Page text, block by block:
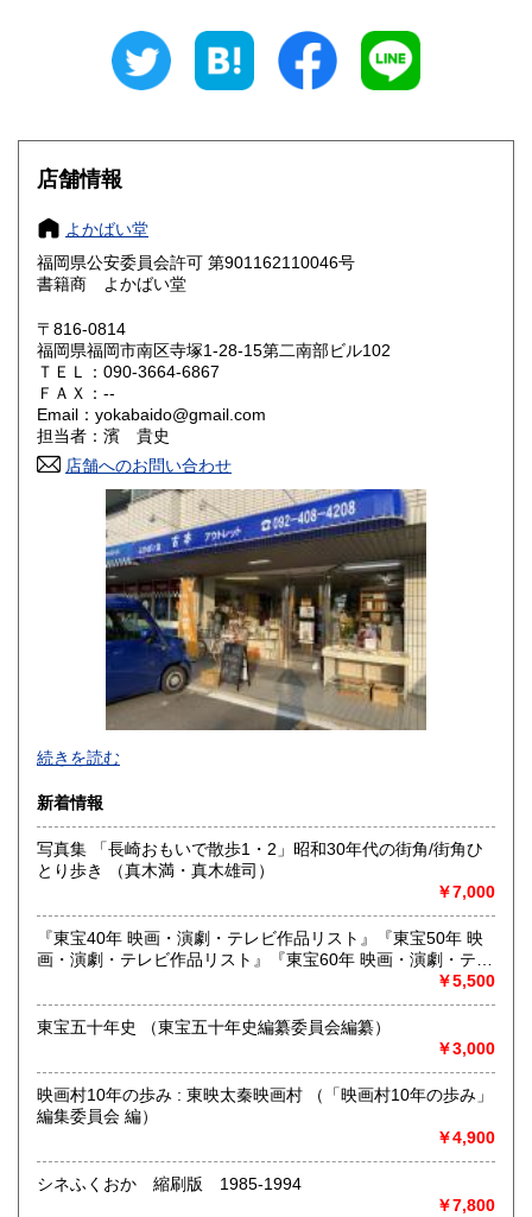
360円 三重県
大阪府
奈良県
鳥取県 360円 島根県
岡山県
山口県 360円
香川県
高知県 360円
360円 長崎県
360円 大分県
360円 鹿児島県
360円
店舗情報
よかばい堂
福岡県公安委員会許可 第901162110046号
書籍商 よかばい堂
〒816-0814
福岡県福岡市南区寺塚1-28-15第二南部ビル102
ＴＥＬ：090-3664-6867
ＦＡＸ：--
Email：yokabaido@gmail.com
担当者：濱 貴史
店舗へのお問い合わせ
◆出張買取・本の整理・遺品整理・実家整理・生前整理・終
活 ご相談ください
◆捨てる前に、まずご相談を！
続きを読む
新着情報
写真集 「長崎おもいで散歩1・2」昭和30年代の街角/街角ひ
とり歩き （真木満・真木雄司）
￥7,000
『東宝40年 映画・演劇・テレビ作品リスト』『東宝50年 映
画・演劇・テレビ作品リスト』『東宝60年 映画・演劇・テレ
￥5,500
東宝五十年史 （東宝五十年史編纂委員会編纂）
￥3,000
映画村10年の歩み : 東映太秦映画村 （「映画村10年の歩み」
編集委員会 編）
￥4,900
シネふくおか 縮刷版 1985-1994
￥7,800